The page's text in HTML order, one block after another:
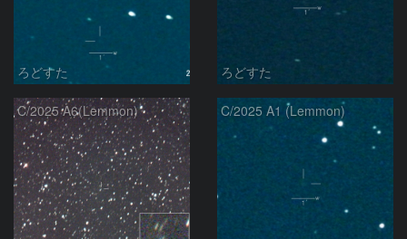
ろどすた ろどすた
C/2025 A6(Lemmon) C/2025 A1 (Lemmon)